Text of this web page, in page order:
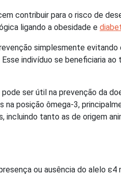
contribuir para o risco de
ligando a obesidade e
simplesmente
indivíduo se beneficiaria
ser útil na prevenção da
na posição ômega-3,
incluindo tanto as de origem
ou ausência do alelo